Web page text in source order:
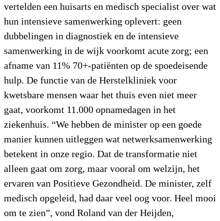
vertelden een huisarts en medisch specialist over wat
hun intensieve samenwerking oplevert: geen
dubbelingen in diagnostiek en de intensieve
samenwerking in de wijk voorkomt acute zorg; een
afname van 11% 70+-patiënten op de spoedeisende
hulp. De functie van de Herstelkliniek voor
kwetsbare mensen waar het thuis even niet meer
gaat, voorkomt 11.000 opnamedagen in het
ziekenhuis. “We hebben de minister op een goede
manier kunnen uitleggen wat netwerksamenwerking
betekent in onze regio. Dat de transformatie niet
alleen gaat om zorg, maar vooral om welzijn, het
ervaren van Positieve Gezondheid. De minister, zelf
medisch opgeleid, had daar veel oog voor. Heel mooi
om te zien”, vond Roland van der Heijden,